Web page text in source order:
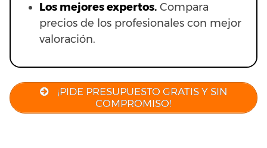
Los mejores expertos. Compara
precios de los profesionales con mejor
valoración.
¡PIDE PRESUPUESTO GRATIS Y SIN
COMPROMISO!